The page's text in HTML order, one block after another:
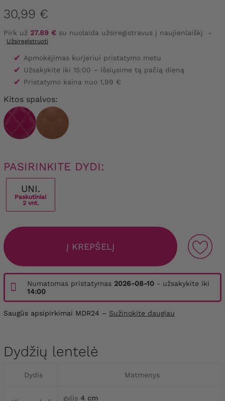
30,99 €
Pirk už 27.89 € su nuolaida užsiregistravus į naujienlaiškį -
Užsiregistruoti
✔ Apmokėjimas kurjeriui pristatymo metu
✔ Užsakykite iki 15:00 – išsiųsime tą pačią dieną
✔ Pristatymo kaina nuo 1,99 €
Kitos spalvos:
PASIRINKITE DYDI:
UNI.
Paskutiniai
2 vnt.
Į KREPŠELĮ
Numatomas pristatymas 2026-08-10 - užsakykite iki
14:00
Saugūs apsipirkimai MDR24 – Sužinokite daugiau
Dydžių lentelė
Dydis Matmenys
gylis 4 cm